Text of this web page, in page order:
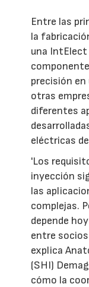
Entre las
la
una IntElect
precisión en
otras
diferentes
eléctricas
'Los
inyección
las
complejas.
depende
entre
explica
(SHI)
cómo la